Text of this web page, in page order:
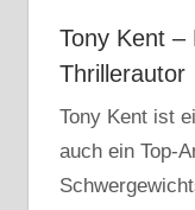
Tony Kent –
Thrillerautor
Tony Kent ist
auch ein Top-